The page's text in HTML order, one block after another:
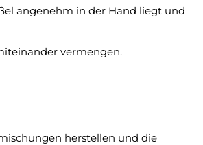
angenehm in der Hand liegt und
vermengen.
herstellen und die